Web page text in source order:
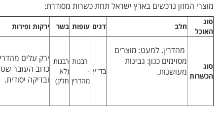
מוצרי המזון נרכשים בארץ ישראל תחת כשרות מסודרת:
סוג
האוכל
חלב דגים עופות בשר ירקות ופירות
סוג
הכשרות
מהדרין. למעט: מוצרים
מסוימים כגון: גבינות
מעושנות.
בד"ץ
רבנות
-
מהדרין
רבנות
(לא
חלק)
ירק עלים
כרוב העובר
ובדיקה יסודית.